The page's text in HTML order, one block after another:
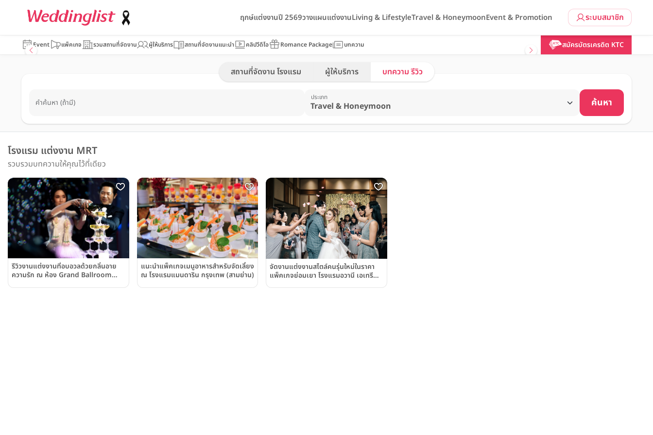
ระบบสมาชิก
ฤกษ์แต่งงานปี 2569วางแผนแต่งงานLiving & LifestyleTravel & HoneymoonEvent & Promotion
Event แพ็คเกจ รวมสถานที่จัดงาน ผู้ให้บริการ สถานที่จัดงานแนะนำ คลิปวีดีโอ Romance Package บทความ สมัครบัตรเครดิต KTC
สถานที่จัดงาน โรงแรม ผู้ให้บริการ บทความ รีวิว
คำค้นหา (ถ้ามี)
ประเภท ค้นหา
โรงแรม แต่งงาน MRT
รวบรวมบทความให้คุณไว้ที่เดียว
รีวิวงานแต่งงานที่อบอวลด้วยกลิ่นอาย
ความรัก ณ ห้อง Grand Ballroom
แนะนำแพ็คเกจเมนูอาหารสำหรับจัดเลี้ยง
ณ โรงแรมแมนดาริน กรุงเทพ (สามย่าน)
จัดงานแต่งงานสไตล์คนรุ่นใหม่ในราคา
แพ็คเกจย่อมเยา โรงแรมอวานี เอเทรียม